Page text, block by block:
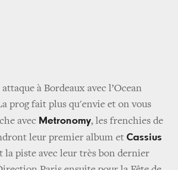
à Bordeaux avec l’Ocean
prog fait plus qu'envie et on vous
avec Metronomy, les frenchies de
leur premier album et Cassius
piste avec leur très bon dernier